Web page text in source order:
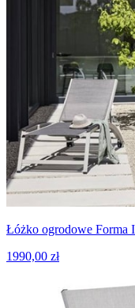
Łóżko ogrodowe Forma
1990,00 zł